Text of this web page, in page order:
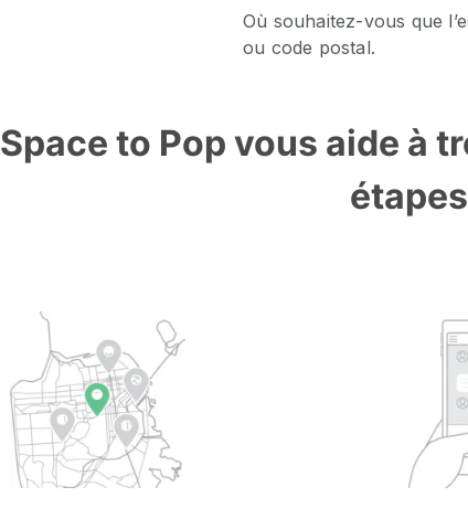
Space to Pop vous aide à